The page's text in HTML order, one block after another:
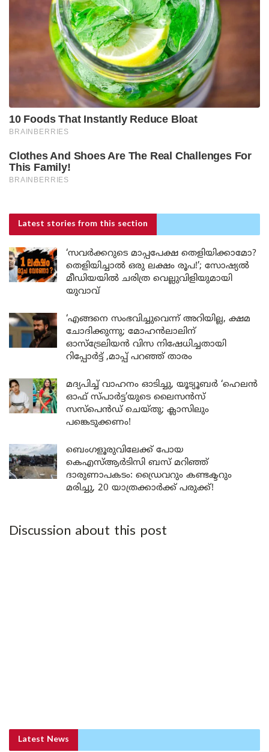
Latest stories from this section
‘സവർക്കറുടെ മാപ്പപേക്ഷ തെളിയിക്കാമോ?
തെളിയിച്ചാൽ ഒരു ലക്ഷം രൂപ!’; സോഷ്യൽ
മീഡിയയിൽ ചരിത്ര വെല്ലുവിളിയുമായി
യുവാവ്
‘എങ്ങനെ സംഭവിച്ചുവെന്ന് അറിയില്ല, ക്ഷമ
ചോദിക്കുന്നു; മോഹൻലാലിന്
ഓസ്ട്രേലിയൻ വിസ നിഷേധിച്ചതായി
റിപ്പോർട്ട് ,മാപ്പ് പറഞ്ഞ് താരം
മദ്യപിച്ച് വാഹനം ഓടിച്ചു, യൂട്യൂബർ ‘ഹെലൻ
ഓഫ് സ്പാർട്ട’യുടെ ലൈസൻസ്
സസ്പെൻഡ് ചെയ്തു; ക്ലാസിലും
പങ്കെടുക്കണം!
ബെംഗളൂരുവിലേക്ക് പോയ
കെഎസ്ആർടിസി ബസ് മറിഞ്ഞ്
ദാരുണാപകടം: ഡ്രൈവറും കണ്ടക്ടറും
മരിച്ചു, 20 യാത്രക്കാർക്ക് പരുക്ക്!
Discussion about this post
Latest News